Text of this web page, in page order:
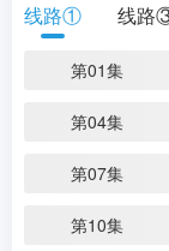
线路① 线路
第01集
第04集
第07集
第10集